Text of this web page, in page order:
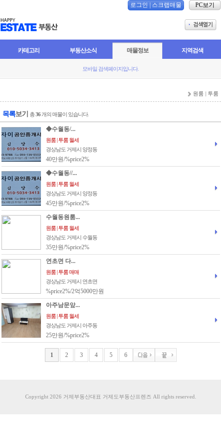
로그인 스크랩매물 PC보기
카테고리 부동산소식 매물정보 지역검색
모바일 검색페이지입니다.
원룸 | 투룸
목록보기 총36 개의 매물이 있습니다.
◆수월동/...
원룸 | 투룸 월세
경상남도 거제시 양정동
40만원/%price2%
◆수월동//...
원룸 | 투룸 월세
경상남도 거제시 양정동
45만원/%price2%
수월동원룸...
원룸 | 투룸 월세
경상남도 거제시 수월동
35만원/%price2%
연초면 다...
원룸 | 투룸 매매
경상남도 거제시 연초면
%price2%/2억5000만원
아주남문앞...
원룸 | 투룸 월세
경상남도 거제시 아주동
25만원/%price2%
1 2 3 4 5 6
Copyright 2026 거제부동산대표 거제도부동산프렌즈 All rights reserved.